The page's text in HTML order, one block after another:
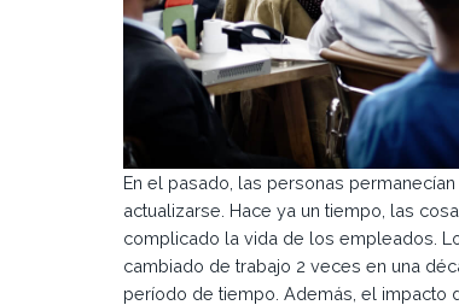
En el pasado, las personas
actualizarse. Hace ya un tiempo, las
complicado la vida de los empleados.
cambiado de trabajo 2 veces en una
período de tiempo. Además, el impacto